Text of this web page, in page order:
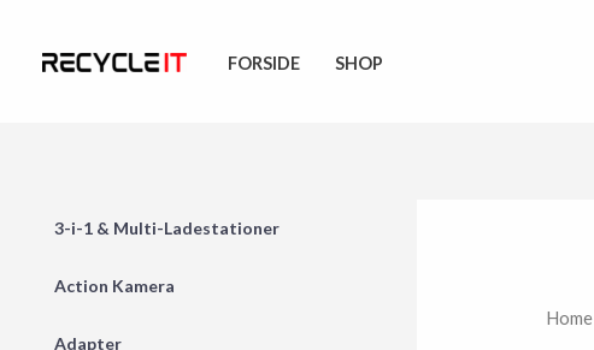
FORSIDE SHOP
3-i-1 & Multi-Ladestationer
Action Kamera
Adapter
Home